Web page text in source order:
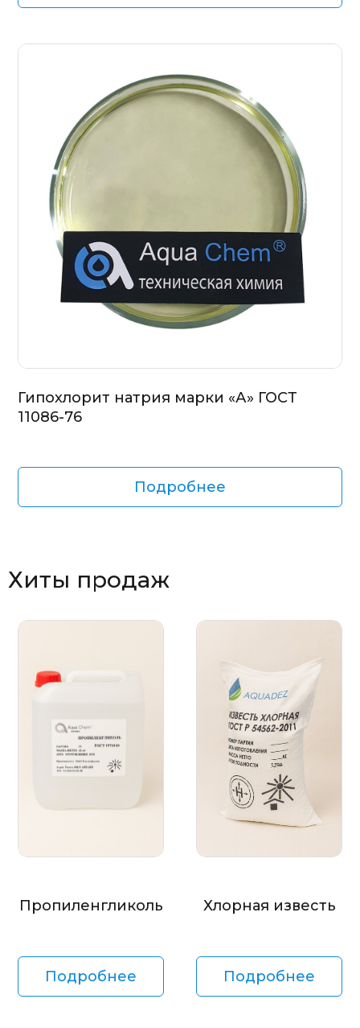
Гипохлорит натрия марки «А» ГОСТ
11086-76
Подробнее
Хиты продаж
Пропиленгликоль
Подробнее
Хлорная известь
Подробнее